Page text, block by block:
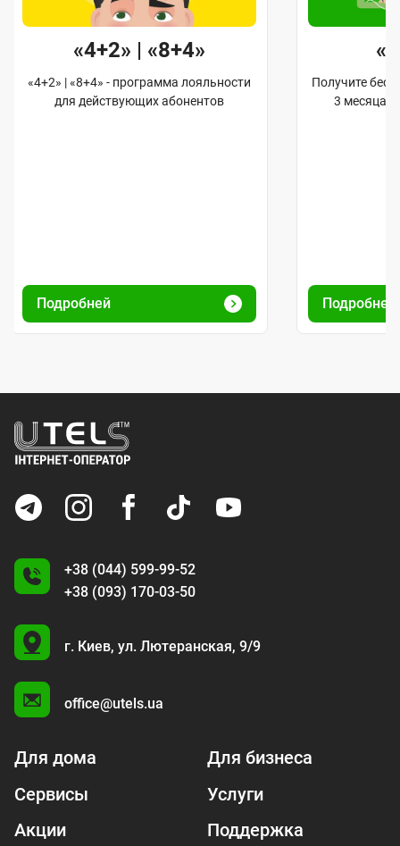
«4+2» | «8+4»
«4+2» | «8+4» - программа лояльности
для действующих абонентов
Подробней
Получите
3 месяца
Подробней
+38 (044) 599-99-52
+38 (093) 170-03-50
U
г. Киев, ул. Лютеранская, 9/9
office@utels.ua
Для дома
Для бизнеса
Сервисы
Услуги
Акции
Поддержка